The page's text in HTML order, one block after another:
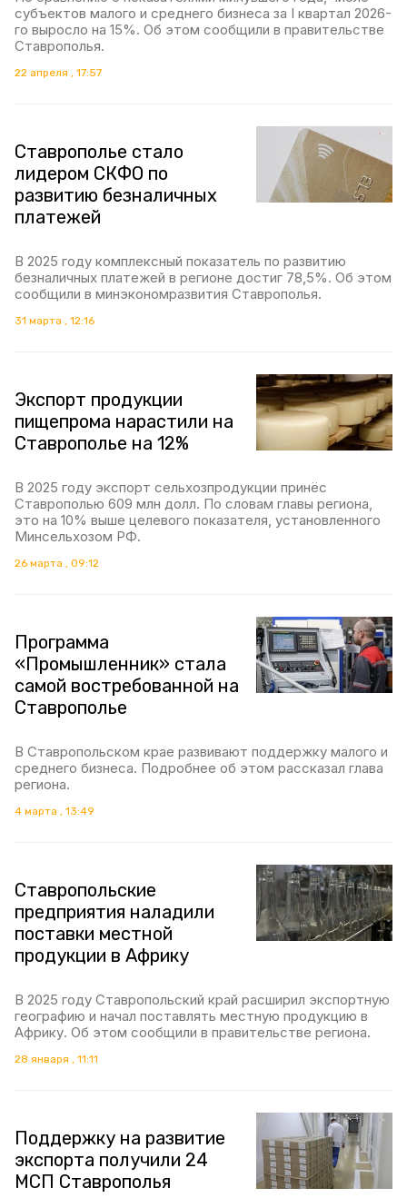
субъектов малого и среднего бизнеса за I квартал 2026-
го выросло на 15%. Об этом сообщили в правительстве
Ставрополья.
22 апреля , 17:57
Ставрополье стало
лидером СКФО по
развитию безналичных
платежей
В 2025 году комплексный показатель по развитию
безналичных платежей в регионе достиг 78,5%. Об этом
сообщили в минэкономразвития Ставрополья.
31 марта , 12:16
Экспорт продукции
пищепрома нарастили на
Ставрополье на 12%
В 2025 году экспорт сельхозпродукции принёс
Ставрополью 609 млн долл. По словам главы региона,
это на 10% выше целевого показателя, установленного
Минсельхозом РФ.
26 марта , 09:12
Программа
«Промышленник» стала
самой востребованной на
Ставрополье
В Ставропольском крае развивают поддержку малого и
среднего бизнеса. Подробнее об этом рассказал глава
региона.
4 марта , 13:49
Ставропольские
предприятия наладили
поставки местной
продукции в Африку
В 2025 году Ставропольский край расширил экспортную
географию и начал поставлять местную продукцию в
Африку. Об этом сообщили в правительстве региона.
28 января , 11:11
Поддержку на развитие
экспорта получили 24
МСП Ставрополья